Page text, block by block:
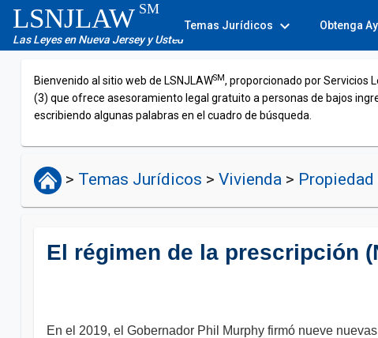
LSNJLAW SM
Las Leyes en Nueva Jersey y Usted
Temas Jurídicos expand_more Obtenga
Bienvenido al sitio web de LSNJLAWSM, proporcionado por Servicios
(3) que ofrece asesoramiento legal gratuito a personas de bajos
escribiendo algunas palabras en el cuadro de búsqueda.
> Temas Jurídicos > Vivienda >
El régimen de la prescripción
En el 2019, el Gobernador Phil Murphy firmó nueve